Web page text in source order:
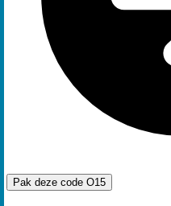
Pak deze code O15